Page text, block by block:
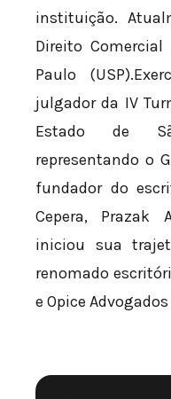
instituição.
Direito Comercial
Paulo
julgador da IV
Estado de
representando o
fundador do
Cepera, Prazak
iniciou sua
renomado
e Opice